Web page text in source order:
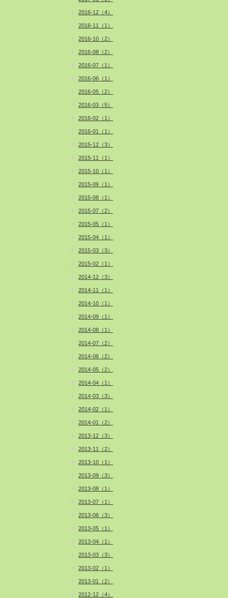
2016-12（4）
2016-11（1）
2016-10（2）
2016-08（2）
2016-07（1）
2016-06（1）
2016-05（2）
2016-03（5）
2016-02（1）
2016-01（1）
2015-12（3）
2015-11（1）
2015-10（1）
2015-09（1）
2015-08（1）
2015-07（2）
2015-05（1）
2015-04（1）
2015-03（3）
2015-02（1）
2014-12（3）
2014-11（1）
2014-10（1）
2014-09（1）
2014-08（1）
2014-07（2）
2014-06（2）
2014-05（2）
2014-04（1）
2014-03（3）
2014-02（1）
2014-01（2）
2013-12（3）
2013-11（2）
2013-10（1）
2013-09（3）
2013-08（1）
2013-07（1）
2013-06（3）
2013-05（1）
2013-04（1）
2013-03（3）
2013-02（1）
2013-01（2）
2012-12（4）